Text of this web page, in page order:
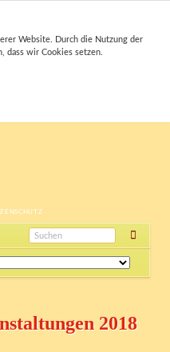
Website. Durch die Nutzung der
dass wir Cookies setzen.
2018